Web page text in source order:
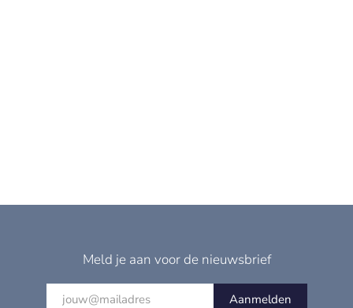
Meld je aan voor de nieuwsbrief
Aanmelden